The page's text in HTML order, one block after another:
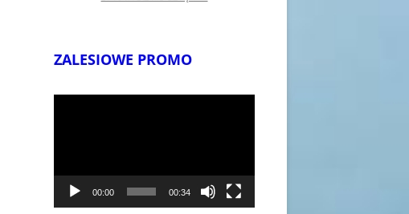
ZALESIOWE PROMO
Odtwarzacz
00:00 00:34